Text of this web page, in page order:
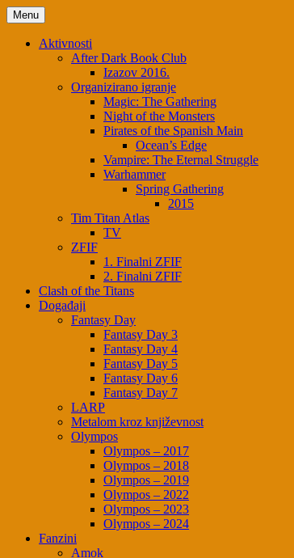
Skip
to
content
Menu
Aktivnosti
After Dark Book Club
Izazov 2016.
Organizirano igranje
Magic: The Gathering
Night of the Monsters
Pirates of the Spanish Main
Ocean’s Edge
Vampire: The Eternal Struggle
Warhammer
Spring Gathering
2015
Tim Titan Atlas
TV
ZFIF
1. Finalni ZFIF
2. Finalni ZFIF
Clash of the Titans
Događaji
Fantasy Day
Fantasy Day 3
Fantasy Day 4
Fantasy Day 5
Fantasy Day 6
Fantasy Day 7
LARP
Metalom kroz književnost
Olympos
Olympos – 2017
Olympos – 2018
Olympos – 2019
Olympos – 2022
Olympos – 2023
Olympos – 2024
Fanzini
Amok